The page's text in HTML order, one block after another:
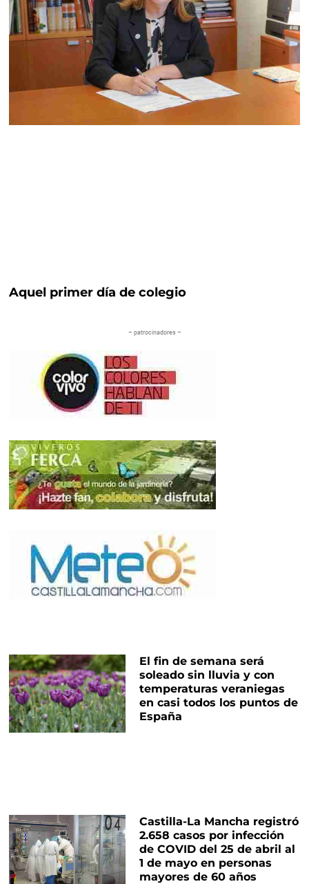
Aquel primer día de colegio
– patrocinadores –
El fin de semana será
soleado sin lluvia y con
temperaturas veraniegas
en casi todos los puntos de
España
Castilla-La Mancha registró
2.658 casos por infección
de COVID del 25 de abril al
1 de mayo en personas
mayores de 60 años